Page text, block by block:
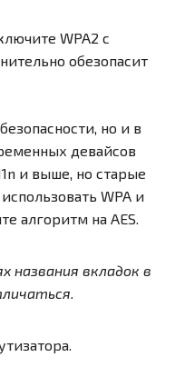
WPA2 с
обезопасит
но и в
девайсов
и выше, но старые
WPA и
алгоритм на AES.
названия вкладок в